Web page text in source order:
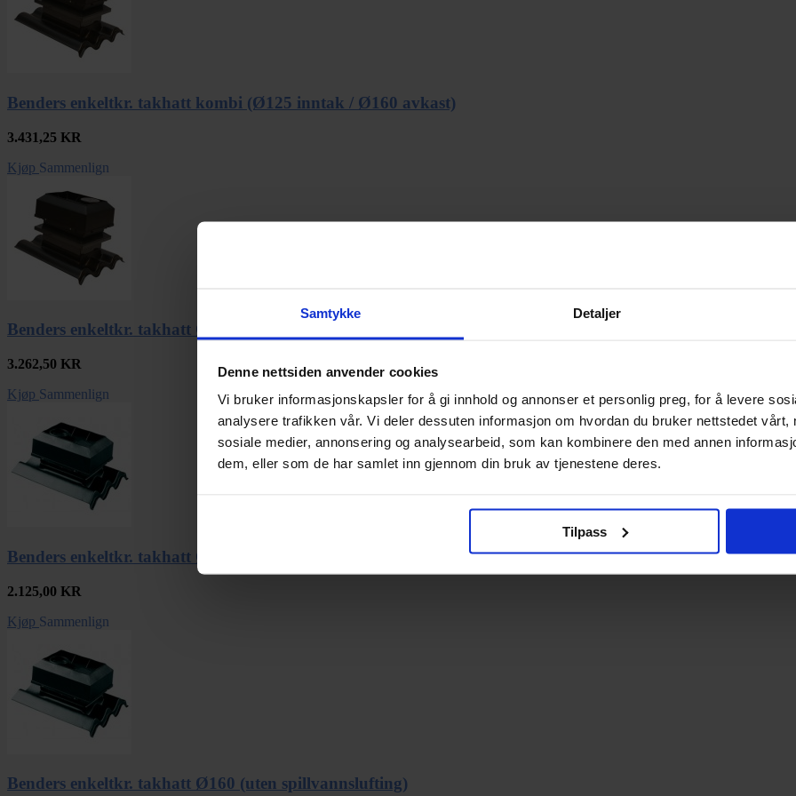
Samtykke Detaljer
Denne nettsiden anvender cookies
Vi bruker informasjonskapsler for å gi innhold og annonser et personlig preg, for å levere
analysere trafikken vår. Vi deler dessuten informasjon om hvordan du bruker nettstedet vårt,
sosiale medier, annonsering og analysearbeid, som kan kombinere den med annen
dem, eller som de har samlet inn gjennom din bruk av tjenestene deres.
Tilpass
Benders enkeltkr. takhatt kombi (Ø125 inntak / Ø160 avkast)
3.431,25 KR
Kjøp Sammenlign
Benders enkeltkr. takhatt Ø200 (uten spillvannslufting)
3.262,50 KR
Kjøp Sammenlign
Benders enkeltkr. takhatt Ø125 (uten spillvannslufting)
2.125,00 KR
Kjøp Sammenlign
Benders enkeltkr. takhatt Ø160 (uten spillvannslufting)